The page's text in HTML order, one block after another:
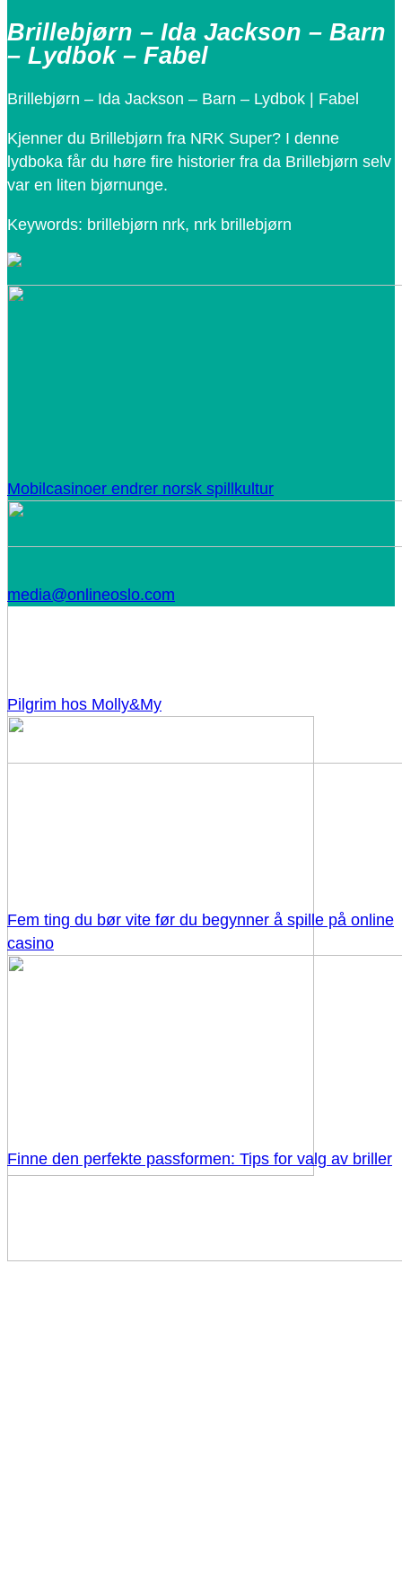
Brillebjørn – Ida Jackson – Barn
– Lydbok – Fabel
Brillebjørn – Ida Jackson – Barn – Lydbok | Fabel
Kjenner du Brillebjørn fra NRK Super? I denne
lydboka får du høre fire historier fra da Brillebjørn selv
var en liten bjørnunge.
Keywords: brillebjørn nrk, nrk brillebjørn
Mobilcasinoer endrer norsk spillkultur
Pilgrim hos Molly&My
Fem ting du bør vite før du begynner å spille på online
casino
Finne den perfekte passformen: Tips for valg av briller
media@onlineoslo.com